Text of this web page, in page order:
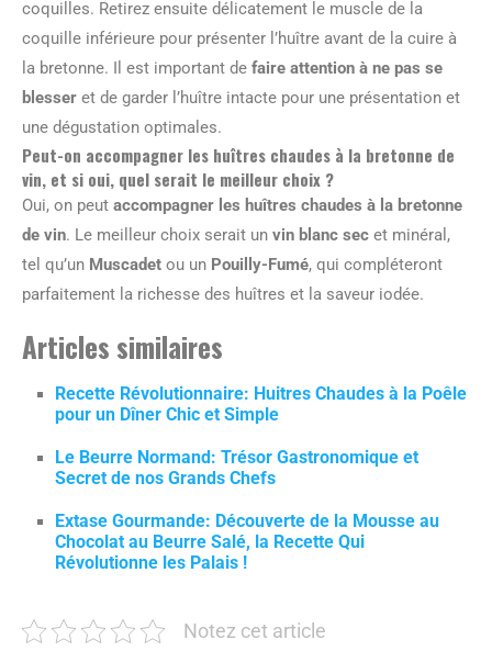
coquilles. Retirez ensuite délicatement le muscle de la
coquille inférieure pour présenter l’huître avant de la cuire à
la bretonne. Il est important de faire attention à ne pas se
blesser et de garder l’huître intacte pour une présentation et
une dégustation optimales.
Peut-on accompagner les huîtres chaudes à la bretonne de
vin, et si oui, quel serait le meilleur choix ?
Oui, on peut accompagner les huîtres chaudes à la bretonne
de vin. Le meilleur choix serait un vin blanc sec et minéral,
tel qu’un Muscadet ou un Pouilly-Fumé, qui compléteront
parfaitement la richesse des huîtres et la saveur iodée.
Articles similaires
Recette Révolutionnaire: Huitres Chaudes à la Poêle
pour un Dîner Chic et Simple
Le Beurre Normand: Trésor Gastronomique et
Secret de nos Grands Chefs
Extase Gourmande: Découverte de la Mousse au
Chocolat au Beurre Salé, la Recette Qui
Révolutionne les Palais !
Notez cet article